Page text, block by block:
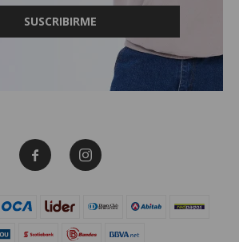
SUSCRIBIRME
 